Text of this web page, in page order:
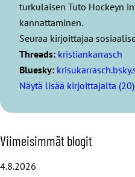
turkulaisen Tuto Hockeyn
kannattaminen.
Seuraa kirjoittajaa
Threads: kristiankarrasch
Bluesky:
Näytä lisää kirjoittajalta (20)
O
h
Viimeisimmät blogit
4.8.2026